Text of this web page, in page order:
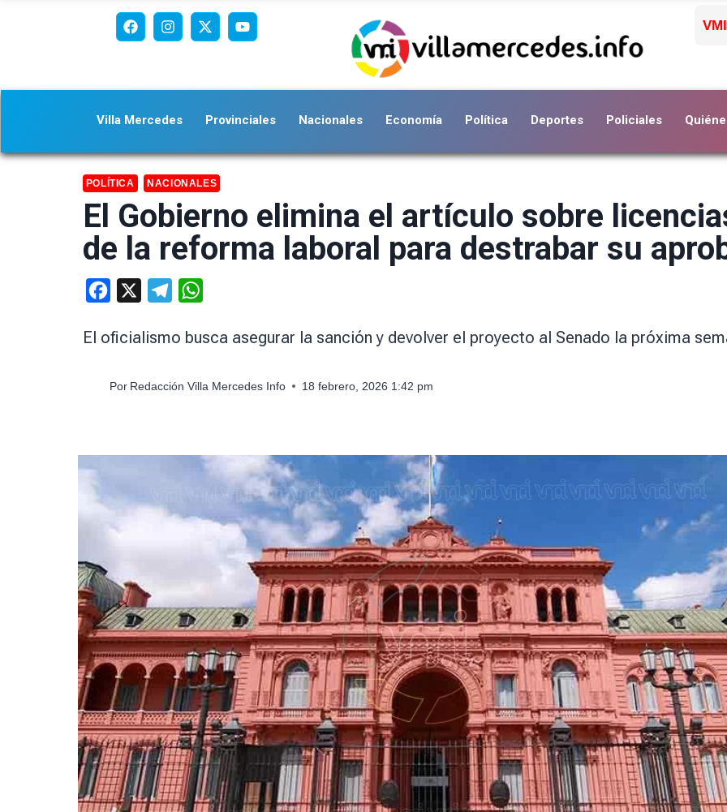
Villa Mercedes Provinciales Nacionales Economía Política Deportes Policiales
POLÍTICA NACIONALES
El Gobierno elimina el artículo sobre
de la reforma laboral para destrabar su
Facebook Telegram
El oficialismo busca asegurar la sanción y devolver el proyecto al Senado la próxima
Por Redacción Villa Mercedes Info 18 febrero, 2026 1:42 pm